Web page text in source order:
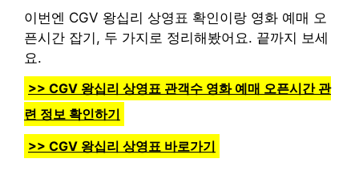
이번엔 CGV 왕십리 상영표 확인이랑 영화 예매 오
픈시간 잡기, 두 가지로 정리해봤어요. 끝까지 보세
요.
>> CGV 왕십리 상영표 관객수 영화 예매 오픈시간 관
련 정보 확인하기
>> CGV 왕십리 상영표 바로가기